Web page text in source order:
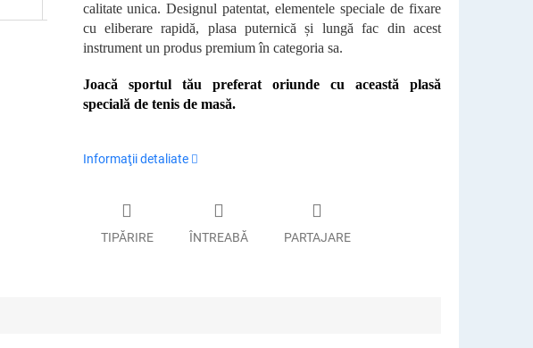
calitate unica. Designul patentat, elementele speciale de fixare
cu eliberare rapidă, plasa puternică și lungă fac din acest
instrument un produs premium în categoria sa.
Joacă sportul tău preferat oriunde cu această plasă
specială de tenis de masă.
Informaţii detaliate
TIPĂRIRE ÎNTREABĂ PARTAJARE